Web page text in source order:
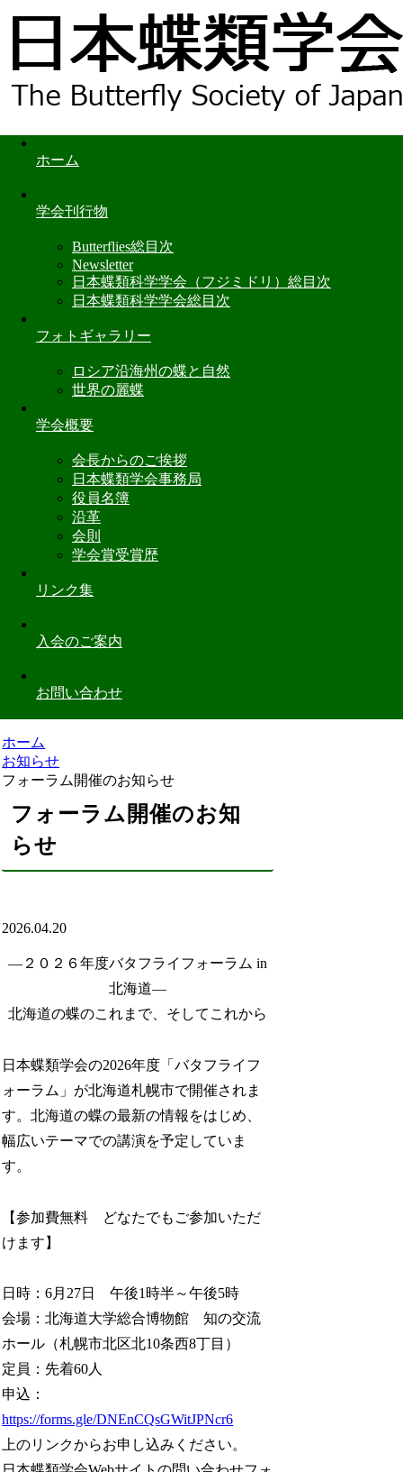
ホーム
学会刊行物
Butterflies総目次
Newsletter
日本蝶類科学学会（フジミドリ）総目次
日本蝶類科学学会総目次
フォトギャラリー
ロシア沿海州の蝶と自然
世界の麗蝶
学会概要
会長からのご挨拶
日本蝶類学会事務局
役員名簿
沿革
会則
学会賞受賞歴
リンク集
入会のご案内
お問い合わせ
ホーム
お知らせ
フォーラム開催のお知らせ
フォーラム開催のお知
らせ
2026.04.20
―２０２６年度バタフライフォーラム in
北海道―
北海道の蝶のこれまで、そしてこれから
日本蝶類学会の2026年度「バタフライフ
ォーラム」が北海道札幌市で開催されま
す。北海道の蝶の最新の情報をはじめ、
幅広いテーマでの講演を予定していま
す。
【参加費無料 どなたでもご参加いただ
けます】
日時：6月27日 午後1時半～午後5時
会場：北海道大学総合博物館 知の交流
ホール（札幌市北区北10条西8丁目）
定員：先着60人
申込：
https://forms.gle/DNEnCQsGWitJPNcr6
上のリンクからお申し込みください。